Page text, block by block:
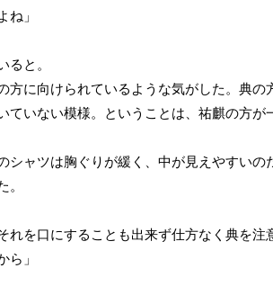
ね」
と。
に向けられているような気がした。典の
ていない模様。ということは、祐麒の方が
ャツは胸ぐりが緩く、中が見えやすいの
。
を口にすることも出来ず仕方なく典を注
ら」